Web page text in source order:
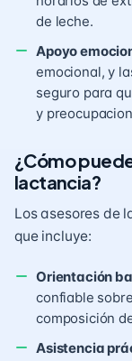
de leche.
Apoyo
emocional, y
seguro para
y
¿Cómo
lactancia?
Los asesores de
que incluye:
Orientación
confiable
composición
Asistencia